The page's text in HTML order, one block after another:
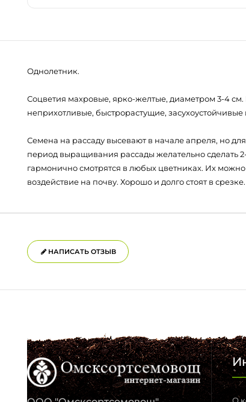
Однолетник.
Соцветия махровые, ярко-желтые, диаметром 3-4
неприхотливые, быстрорастущие,
Семена на рассаду высевают в начале апреля, но
период выращивания рассады желательно сделать
гармонично смотрятся в любых цветниках. Их
воздействие на почву. Хорошо и долго стоят в срезке.
НАПИСАТЬ ОТЗЫВ